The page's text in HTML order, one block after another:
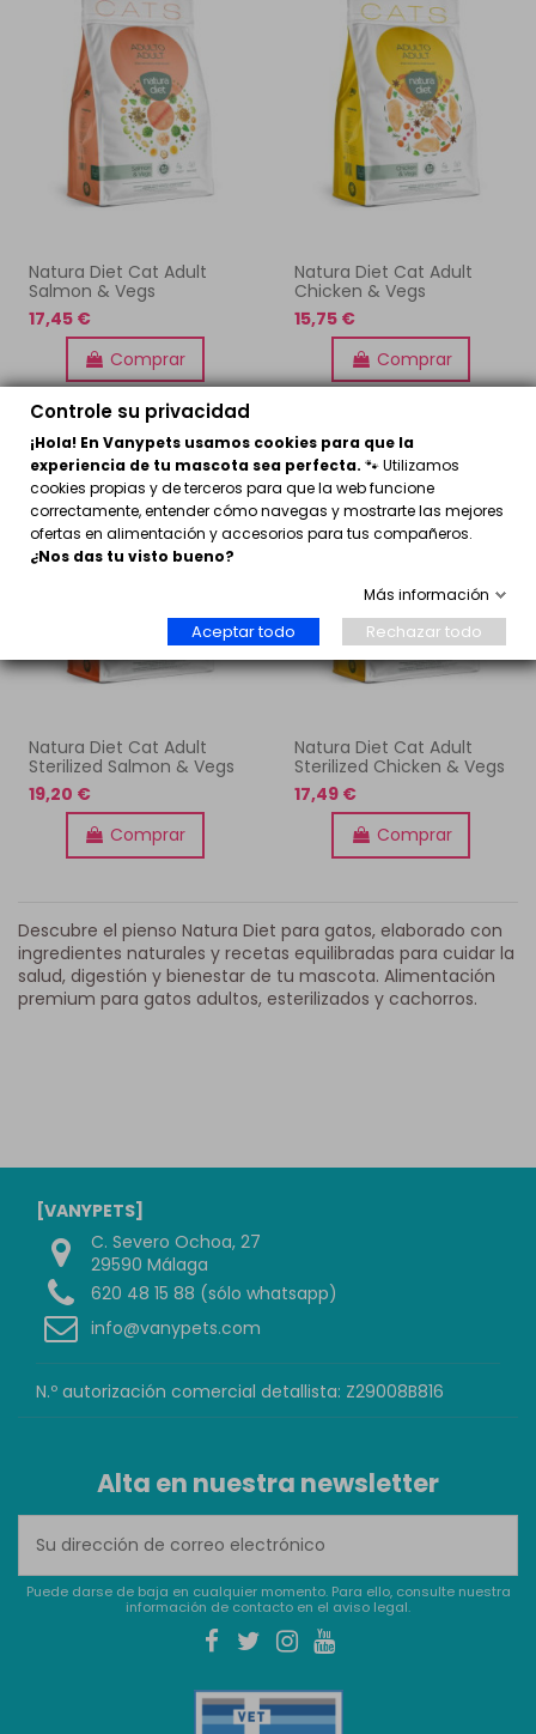
Natura Diet Cat Adult
Salmon & Vegs
17,45 €
Comprar
Natura Diet Cat Adult
Chicken & Vegs
15,75 €
Comprar
Natura Diet Cat Adult
Sterilized Salmon & Vegs
19,20 €
Comprar
Natura Diet Cat Adult
Sterilized Chicken & Vegs
17,49 €
Comprar
Descubre el pienso Natura Diet para gatos, elaborado con
ingredientes naturales y recetas equilibradas para cuidar la
salud, digestión y bienestar de tu mascota. Alimentación
premium para gatos adultos, esterilizados y cachorros.
[VANYPETS]
C. Severo Ochoa, 27
29590 Málaga
620 48 15 88 (sólo whatsapp)
info@vanypets.com
N.º autorización comercial detallista: Z29008B816
Alta en nuestra newsletter
Puede darse de baja en cualquier momento. Para ello, consulte nuestra
información de contacto en el aviso legal.
Controle su privacidad
¡Hola! En Vanypets usamos cookies para que la
experiencia de tu mascota sea perfecta. 🐾 Utilizamos
cookies propias y de terceros para que la web funcione
correctamente, entender cómo navegas y mostrarte las mejores
ofertas en alimentación y accesorios para tus compañeros.
¿Nos das tu visto bueno?
Más información
Aceptar todo Rechazar todo